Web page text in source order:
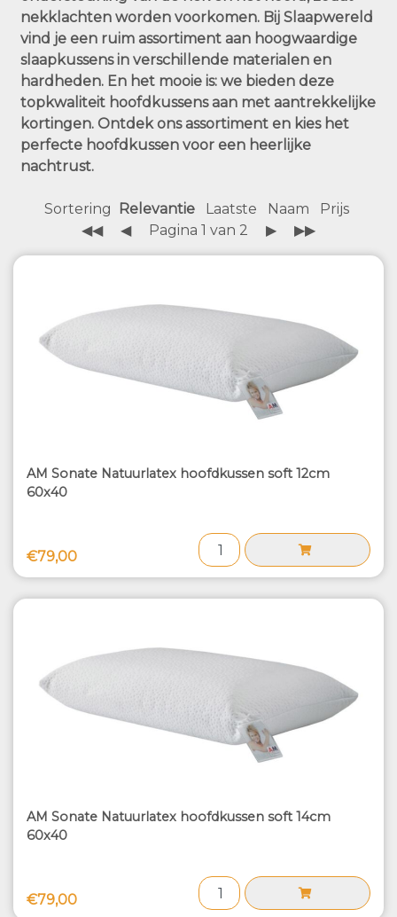
nekklachten worden voorkomen. Bij Slaapwereld
vind je een ruim assortiment aan hoogwaardige
slaapkussens in verschillende materialen en
hardheden. En het mooie is: we bieden deze
topkwaliteit hoofdkussens aan met aantrekkelijke
kortingen. Ontdek ons assortiment en kies het
perfecte hoofdkussen voor een heerlijke
nachtrust.
Sortering Relevantie Laatste Naam
Prijs
◀◀
◀ Pagina 1 van 2 ▶ ▶▶
AM Sonate Natuurlatex hoofdkussen soft 12cm
60x40
€79,00
AM Sonate Natuurlatex hoofdkussen soft 14cm
60x40
€79,00